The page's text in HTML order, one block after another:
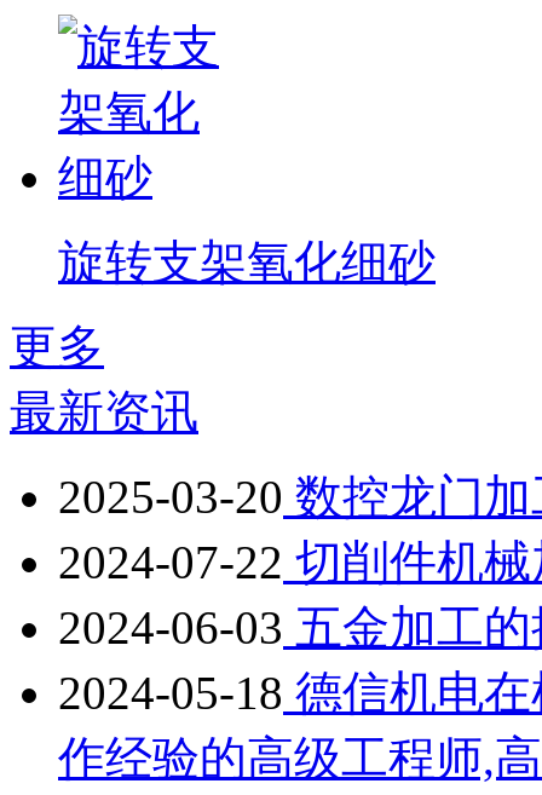
旋转支架氧化细砂
更多
最新资讯
2025-03-20 数控龙门
2024-07-22 切削件机
2024-06-03 五金加工
2024-05-18 德信机电
作经验的高级工程师,